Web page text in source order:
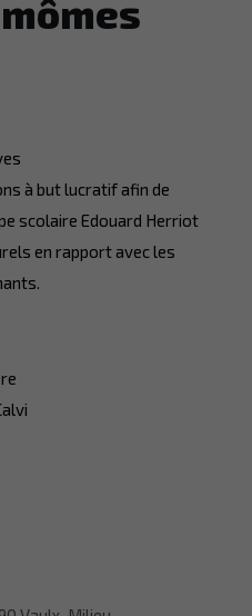
à but lucratif afin de
scolaire Edouard Herriot
en rapport avec les